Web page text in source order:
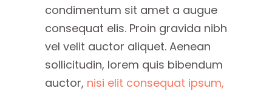
condimentum sit amet a augue
consequat elis. Proin gravida nibh
vel velit auctor aliquet. Aenean
sollicitudin, lorem quis bibendum
auctor, nisi elit consequat ipsum,